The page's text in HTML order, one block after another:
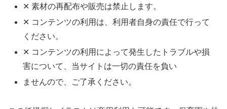
✕ 素材の再配布や販売は禁止します。
✕ コンテンツの利用は、利用者自身の責任で行って
ください。
✕ コンテンツの利用によって発生したトラブルや損
害について、当サイトは一切の責任を負い
ませんので、ご了承ください。